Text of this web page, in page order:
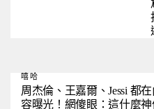
嘻哈
周杰倫、王嘉爾、Jessi 都在內！疑似《說唱夢工廠》陣
容曝光！網傻眼：這什麼神